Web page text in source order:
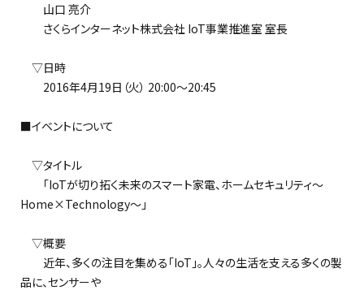
山口 亮介
さくらインターネット株式会社 IoT事業推進室 室長
▽日時
2016年4月19日（火） 20:00～20:45
■イベントについて
▽タイトル
「IoTが切り拓く未来のスマート家電、ホームセキュリティ～
Home×Technology～」
▽概要
近年、多くの注目を集める「IoT」。人々の生活を支える多くの製
品に、センサーや